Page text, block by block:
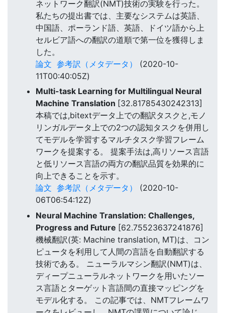
ネットワーク翻訳(NMT)技術の実験を行った。
私たちの提出書では、主要なシステムは英語、
中国語、ポーランド語、英語、ドイツ語から上
セルビア語への翻訳の道順で第一位を獲得しま
した。
論文 参考訳（メタデータ）
(2020-10-
11T00:40:05Z)
Multi-task Learning for Multilingual Neural
Machine Translation [32.81785430242313]
本稿では,bitextデータ上での翻訳タスクと,モノ
リンガルデータ上での2つの認知タスクを併用し
てモデルを学習するマルチタスク学習フレーム
ワークを提案する。 提案手法は,高リソース言語
と低リソース言語の両方の翻訳品質を効果的に
向上できることを示す。
論文 参考訳（メタデータ）
(2020-10-
06T06:54:12Z)
Neural Machine Translation: Challenges,
Progress and Future [62.75523637241876]
機械翻訳(英: Machine translation, MT)は、コン
ピュータを利用して人間の言語を自動翻訳する
技術である。 ニューラルマシン翻訳(NMT)は、
ディープニューラルネットワークを用いたソー
ス言語とターゲット言語間の直接マッピングを
モデル化する。 この記事では、NMTフレームワ